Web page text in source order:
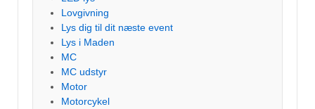
Lovgivning
Lys dig til dit næste event
Lys i Maden
MC
MC udstyr
Motor
Motorcykel